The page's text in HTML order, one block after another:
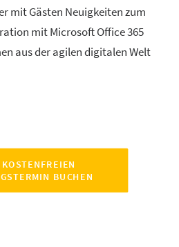
mit Gästen Neuigkeiten zum
mit Microsoft Office 365
aus der agilen digitalen Welt
BUCHEN